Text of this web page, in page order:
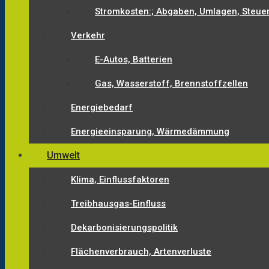
Stromkosten:; Abgaben, Umlagen,
Verkehr
E-Autos, Batterien
Gas, Wasserstoff, Brennstoffzellen
Energiebedarf
Energieeinsparung, Wärmedämmung
Umwelt
Klima, Einflussfaktoren
Treibhausgas-Einfluss
Dekarbonisierungspolitik
Flächenverbrauch, Artenverluste